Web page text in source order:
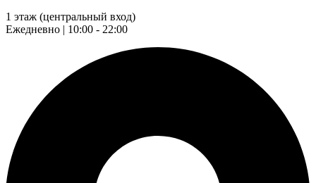
1 этаж (центральный вход)
Ежедневно | 10:00 - 22:00